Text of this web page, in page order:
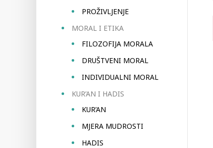
PROŽIVLJENJE
MORAL I ETIKA
FILOZOFIJA MORALA
DRUŠTVENI MORAL
INDIVIDUALNI MORAL
KUR’AN I HADIS
KUR’AN
MJERA MUDROSTI
HADIS